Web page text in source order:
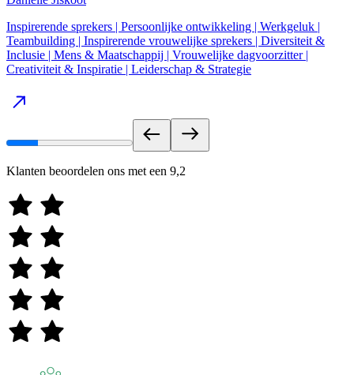
Inspirerende sprekers | Persoonlijke ontwikkeling | Werkgeluk |
Teambuilding | Inspirerende vrouwelijke sprekers | Diversiteit &
Inclusie | Mens & Maatschappij | Vrouwelijke dagvoorzitter |
Creativiteit & Inspiratie | Leiderschap & Strategie
Klanten beoordelen ons met een 9,2